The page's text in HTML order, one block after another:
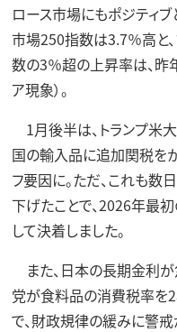
ロース市場にもポジティ
市場250指数は3.7％高と
数の3％超の上昇率は、昨
ア現象）。
1月後半は、トランプ米
国の輸入品に追加関税を
フ要因に。ただ、これも
下げたことで、2026年最初
して決着しました。
また、日本の長期金利
党が食料品の消費税率を
で、財政規律の緩みに警